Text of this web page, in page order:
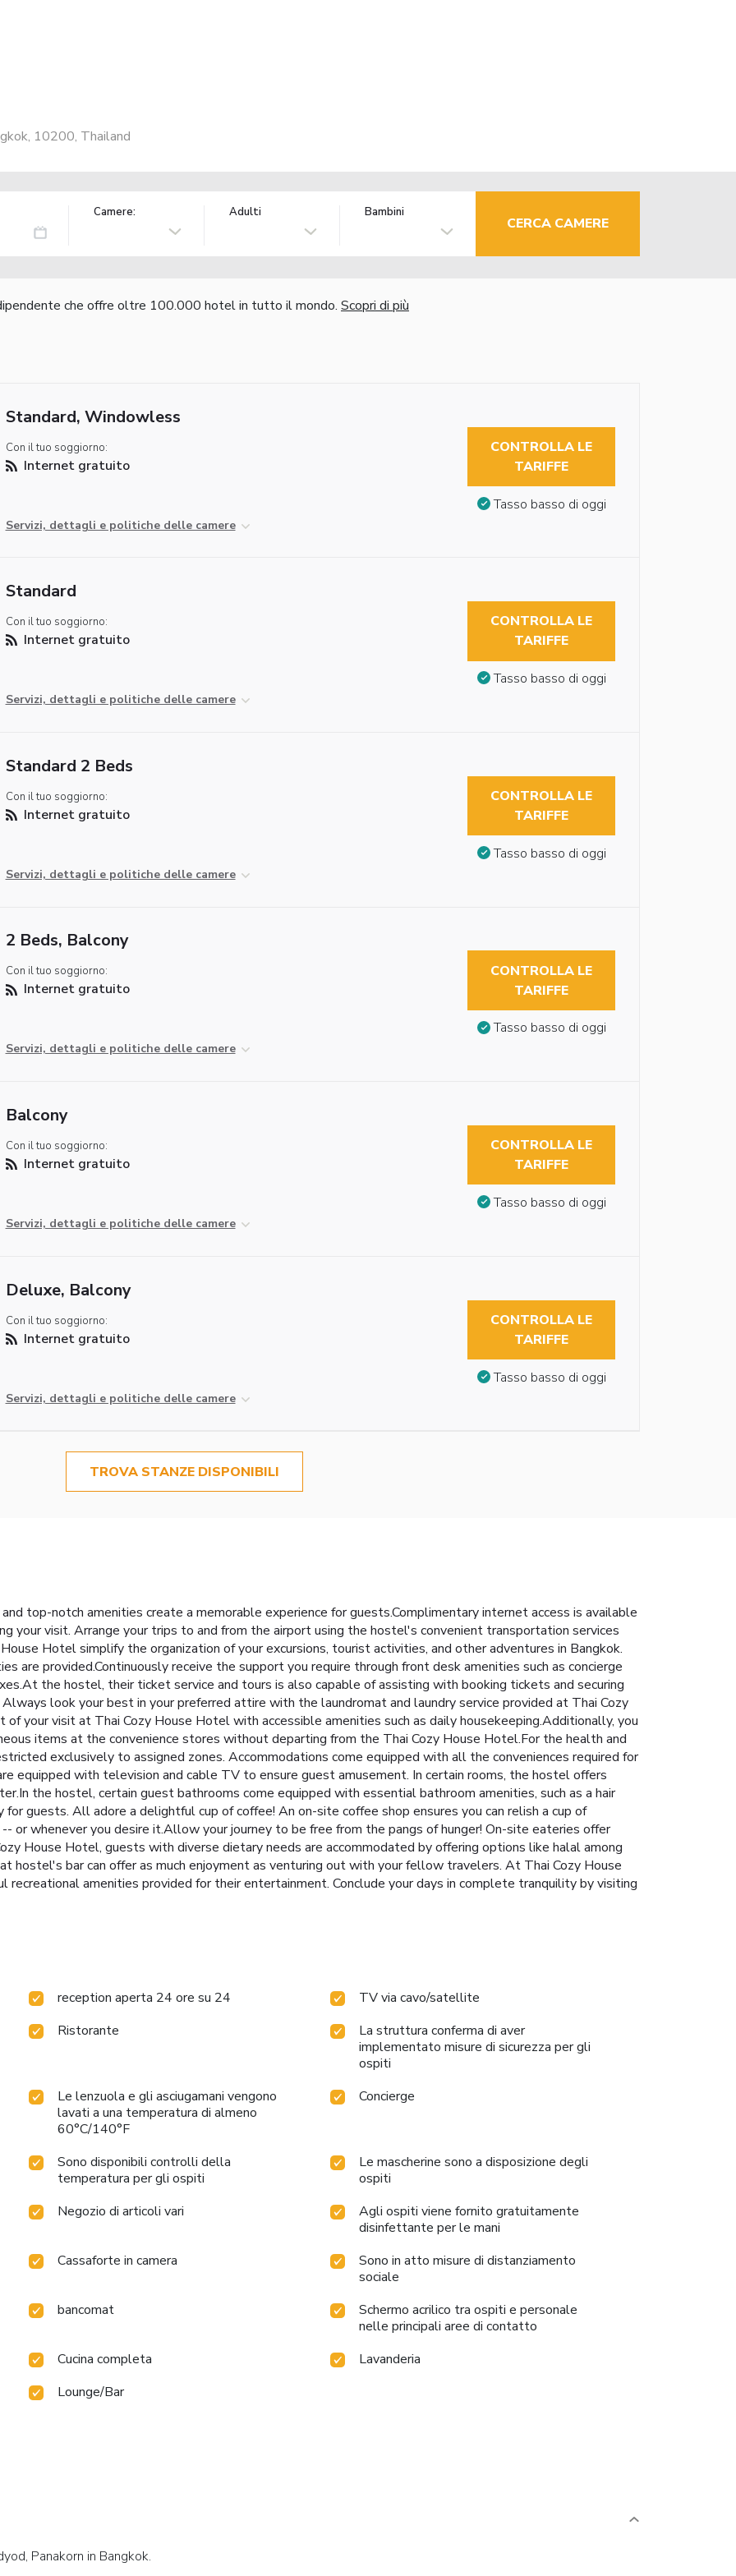
10200, Thailand
Camere: Adulti Bambini
CERCA CAMERE
che offre oltre 100.000 hotel in tutto il mondo. Scopri di più
Standard, Windowless
Con il tuo soggiorno:
Internet gratuito
Servizi, dettagli e politiche delle camere
CONTROLLA LE
TARIFFE
Tasso basso di oggi
Standard
Con il tuo soggiorno:
Internet gratuito
Servizi, dettagli e politiche delle camere
CONTROLLA LE
TARIFFE
Tasso basso di oggi
Standard 2 Beds
Con il tuo soggiorno:
Internet gratuito
Servizi, dettagli e politiche delle camere
CONTROLLA LE
TARIFFE
Tasso basso di oggi
2 Beds, Balcony
Con il tuo soggiorno:
Internet gratuito
Servizi, dettagli e politiche delle camere
CONTROLLA LE
TARIFFE
Tasso basso di oggi
Balcony
Con il tuo soggiorno:
Internet gratuito
Servizi, dettagli e politiche delle camere
CONTROLLA LE
TARIFFE
Tasso basso di oggi
Deluxe, Balcony
Con il tuo soggiorno:
Internet gratuito
Servizi, dettagli e politiche delle camere
CONTROLLA LE
TARIFFE
Tasso basso di oggi
TROVA STANZE DISPONIBILI
top-notch amenities create a memorable experience for guests.Complimentary internet access is available
your visit. Arrange your trips to and from the airport using the hostel's convenient transportation services
Hotel simplify the organization of your excursions, tourist activities, and other adventures in Bangkok.
are provided.Continuously receive the support you require through front desk amenities such as concierge
the hostel, their ticket service and tours is also capable of assisting with booking tickets and securing
look your best in your preferred attire with the laundromat and laundry service provided at Thai Cozy
your visit at Thai Cozy House Hotel with accessible amenities such as daily housekeeping.Additionally, you
items at the convenience stores without departing from the Thai Cozy House Hotel.For the health and
exclusively to assigned zones. Accommodations come equipped with all the conveniences required for
equipped with television and cable TV to ensure guest amusement. In certain rooms, the hostel offers
the hostel, certain guest bathrooms come equipped with essential bathroom amenities, such as a hair
guests. All adore a delightful cup of coffee! An on-site coffee shop ensures you can relish a cup of
or whenever you desire it.Allow your journey to be free from the pangs of hunger! On-site eateries offer
House Hotel, guests with diverse dietary needs are accommodated by offering options like halal among
hostel's bar can offer as much enjoyment as venturing out with your fellow travelers. At Thai Cozy House
amenities provided for their entertainment. Conclude your days in complete tranquility by visiting
reception aperta 24 ore su 24
TV via cavo/satellite
Ristorante
La struttura conferma di aver
implementato misure di sicurezza per gli
ospiti
Le lenzuola e gli asciugamani vengono
lavati a una temperatura di almeno
60°C/140°F
Concierge
Sono disponibili controlli della
temperatura per gli ospiti
Le mascherine sono a disposizione degli
ospiti
Negozio di articoli vari
Agli ospiti viene fornito gratuitamente
disinfettante per le mani
Cassaforte in camera
Sono in atto misure di distanziamento
sociale
bancomat
Schermo acrilico tra ospiti e personale
nelle principali aree di contatto
Cucina completa
Lavanderia
Lounge/Bar
Panakorn in Bangkok.